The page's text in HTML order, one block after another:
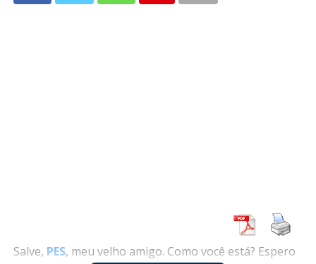
Salve, PES, meu velho amigo. Como você está? Espero